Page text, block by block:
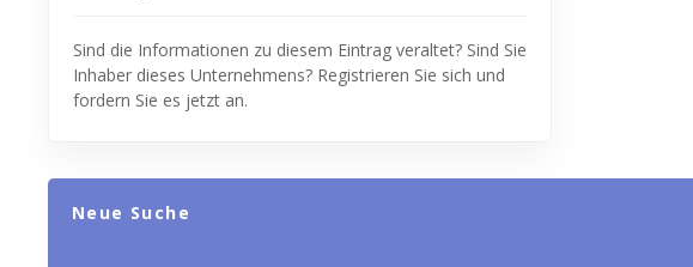
Sind die Informationen zu diesem Eintrag veraltet? Sind Sie
Inhaber dieses Unternehmens? Registrieren Sie sich und
fordern Sie es jetzt an.
Neue Suche